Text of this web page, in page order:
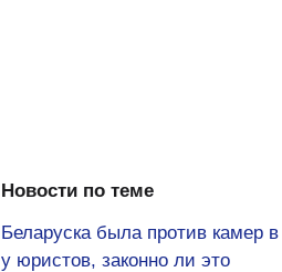
Новости по теме
Беларуска была против камер
у юристов, законно ли это